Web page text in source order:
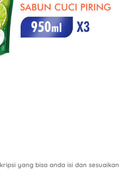
yang bisa anda isi dan sesuaikan